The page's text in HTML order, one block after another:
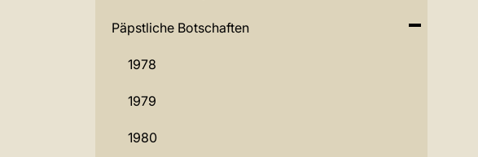
Päpstliche Botschaften
1978
1979
1980